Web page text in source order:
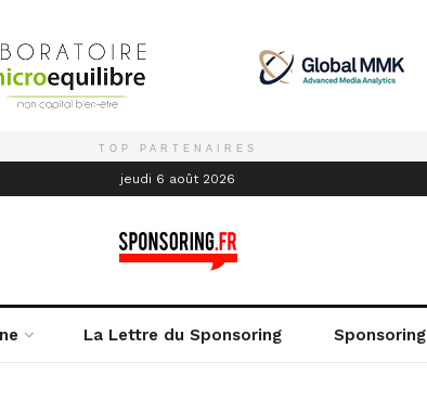
TOP PARTENAIRES
jeudi 6 août 2026
La Lettre du Sponsoring Sponsoring